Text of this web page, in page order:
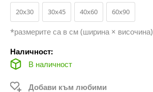
20x30 30x45 40x60 60x90
*размерите са в см (ширина × височина)
Наличност:
В наличност
Добави към любими